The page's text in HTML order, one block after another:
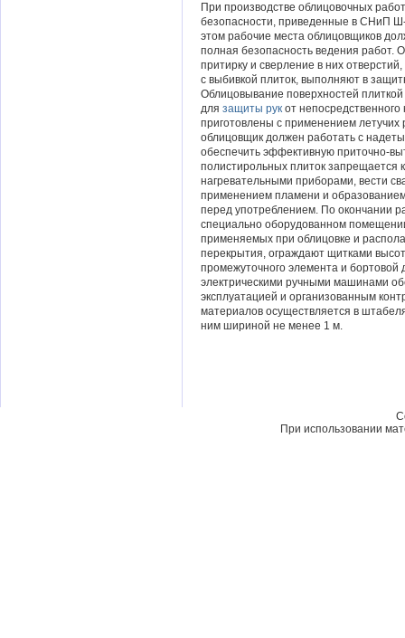
При производстве облицовочных
безопасности, приведенные в СНиП
этом рабочие места облицовщиков
полная безопасность ведения работ.
притирку и сверление в них
с выбивкой плиток, выполняют в
Облицовывание поверхностей
для защиты рук от
приготовлены с применением летучих
облицовщик должен работать с
обеспечить эффективную приточно-
полистирольных плиток запрещается
нагревательными приборами, вести
применением пламени и образованием
перед употреблением. По окончании
специально оборудованном
применяемых при облицовке и
перекрытия, ограждают щитками
промежуточного элемента и бортовой
электрическими ручными машинами
эксплуатацией и организованным
материалов осуществляется в
ним шириной не менее 1 м.
При использовании